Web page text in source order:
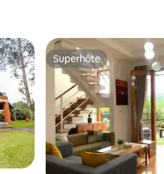
Superhôte
Superhôte